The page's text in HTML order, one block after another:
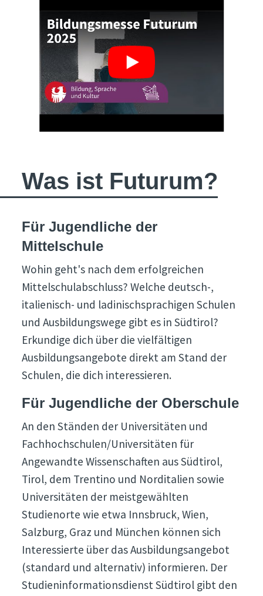
Was ist Futurum?
Für Jugendliche der
Mittelschule
Wohin geht's nach dem erfolgreichen
Mittelschulabschluss? Welche deutsch-,
italienisch- und ladinischsprachigen Schulen
und Ausbildungswege gibt es in Südtirol?
Erkundige dich über die vielfältigen
Ausbildungsangebote direkt am Stand der
Schulen, die dich interessieren.
Für Jugendliche der Oberschule
An den Ständen der Universitäten und
Fachhochschulen/Universitäten für
Angewandte Wissenschaften aus Südtirol,
Tirol, dem Trentino und Norditalien sowie
Universitäten der meistgewählten
Studienorte wie etwa Innsbruck, Wien,
Salzburg, Graz und München können sich
Interessierte über das Ausbildungsangebot
(standard und alternativ) informieren. Der
Studieninformationsdienst Südtirol gibt den